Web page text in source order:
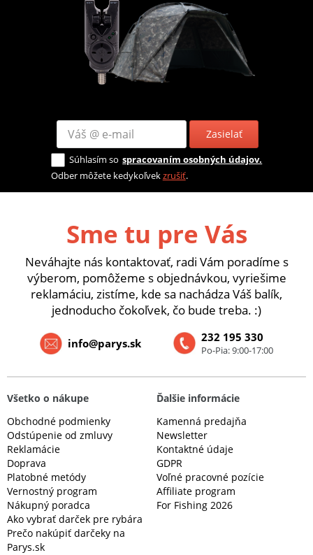
Zasielať
Súhlasím so spracovaním osobných údajov.
Odber môžete kedykoľvekzrušiť.
Sme tu pre Vás
Neváhajte nás kontaktovať, radi Vám poradíme s
výberom, pomôžeme s objednávkou, vyriešime
reklamáciu, zistíme, kde sa nachádza Váš balík,
jednoducho čokoľvek, čo bude treba. :)
232 195 330
Po-Pia: 9:00-17:00
info@parys.sk
Všetko o nákupe
Obchodné podmienky
Odstúpenie od zmluvy
Reklamácie
Doprava
Platobné metódy
Vernostný program
Nákupný poradca
Ako vybrať darček pre rybára
Prečo nakúpiť darčeky na
Parys.sk
Ďalšie informácie
Kamenná predajňa
Newsletter
Kontaktné údaje
GDPR
Voľné pracovné pozície
Affiliate program
For Fishing 2026